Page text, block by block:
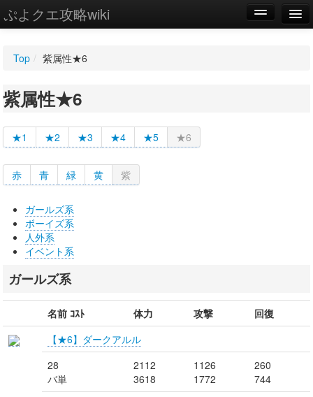
ぷよクエ攻略wiki
WIKI
設定
Top / 紫属性★6
紫属性★6
★1 ★2 ★3 ★4 ★5 ★6
赤 青 緑 黄 紫
ガールズ系
ボーイズ系
人外系
イベント系
ガールズ系
名前 ｺｽﾄ 体力 攻撃
回復
【★6】ダークアルル
28
バ単
2112
3618
1126
1772
260
744